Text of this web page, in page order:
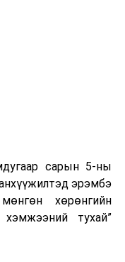
гадаадын
байна. Тухайлбал,
орлогын 80 гаруй
бөгөөд тус улсын
орж болзошгүйг
сарын 5-ны
эрэмбэ
хөрөнгийн
тухай”